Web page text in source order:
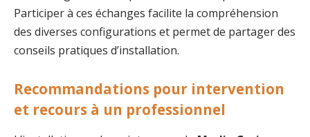
Participer à ces échanges facilite la compréhension
des diverses configurations et permet de partager des
conseils pratiques d’installation.
Recommandations pour intervention
et recours à un professionnel